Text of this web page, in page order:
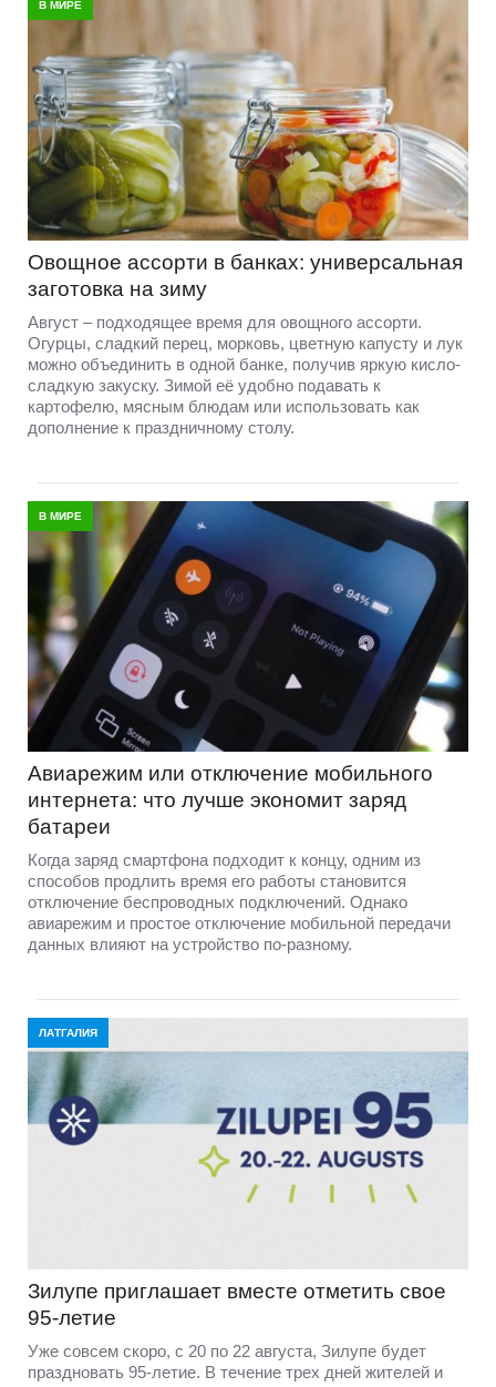
В МИРЕ
Овощное ассорти в банках: универсальная
заготовка на зиму
Август – подходящее время для овощного ассорти.
Огурцы, сладкий перец, морковь, цветную капусту и лук
можно объединить в одной банке, получив яркую кисло-
сладкую закуску. Зимой её удобно подавать к
картофелю, мясным блюдам или использовать как
дополнение к праздничному столу.
В МИРЕ
Авиарежим или отключение мобильного
интернета: что лучше экономит заряд
батареи
Когда заряд смартфона подходит к концу, одним из
способов продлить время его работы становится
отключение беспроводных подключений. Однако
авиарежим и простое отключение мобильной передачи
данных влияют на устройство по-разному.
ЛАТГАЛИЯ
Зилупе приглашает вместе отметить свое
95-летие
Уже совсем скоро, с 20 по 22 августа, Зилупе будет
праздновать 95-летие. В течение трех дней жителей и